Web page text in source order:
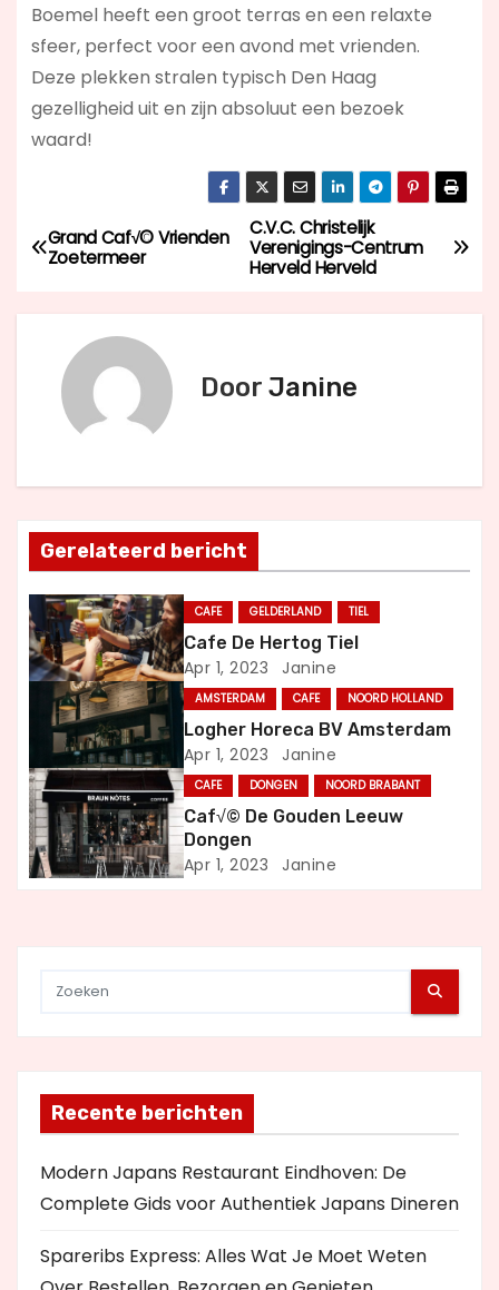
Boemel heeft een groot terras en een relaxte
sfeer, perfect voor een avond met vrienden.
Deze plekken stralen typisch Den Haag
gezelligheid uit en zijn absoluut een bezoek
waard!
B
n
a
v
a
t
C.V.C. Christelijk
Verenigings-Centrum
Herveld Herveld
Grand Caf√© Vrienden
Zoetermeer
Door Janine
Gerelateerd bericht
CAFE GELDERLAND TIEL
Cafe De Hertog Tiel
Apr 1, 2023 Janine
AMSTERDAM CAFE NOORD HOLLAND
Logher Horeca BV Amsterdam
Apr 1, 2023 Janine
CAFE DONGEN NOORD BRABANT
Caf√© De Gouden Leeuw
Dongen
Apr 1, 2023 Janine
Recente berichten
Modern Japans Restaurant Eindhoven: De
Complete Gids voor Authentiek Japans Dineren
Spareribs Express: Alles Wat Je Moet Weten